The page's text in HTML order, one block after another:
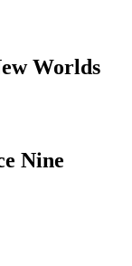
Worlds
Nine